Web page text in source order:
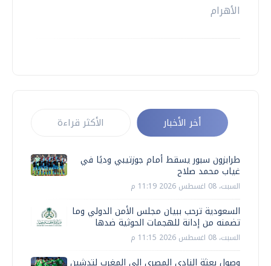
الأهرام
أخر الأخبار الأكثر قراءة
طرابزون سبور يسقط أمام جوزتيبي وديًا في
غياب محمد صلاح
السبت، 08 اغسطس 2026 11:19 م
السعودية ترحب ببيان مجلس الأمن الدولي وما
تضمنه من إدانة للهجمات الحوثية ضدها
السبت، 08 اغسطس 2026 11:15 م
وصول بعثة النادي المصري إلى المغرب لتدشين